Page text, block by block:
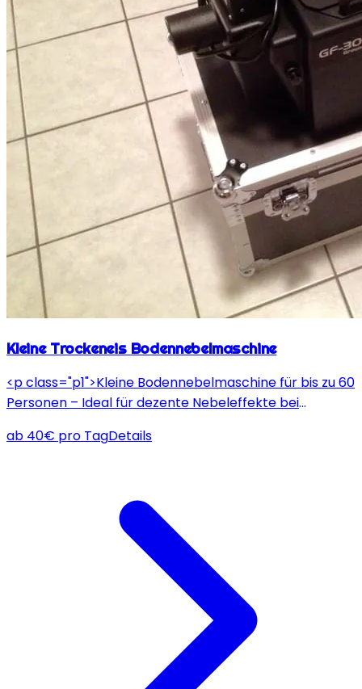
Kleine Trockeneis Bodennebelmaschine
<p class="p1">Kleine Bodennebelmaschine für bis zu 60
Personen – Ideal für dezente Nebeleffekte bei
ab 40€ pro TagDetails